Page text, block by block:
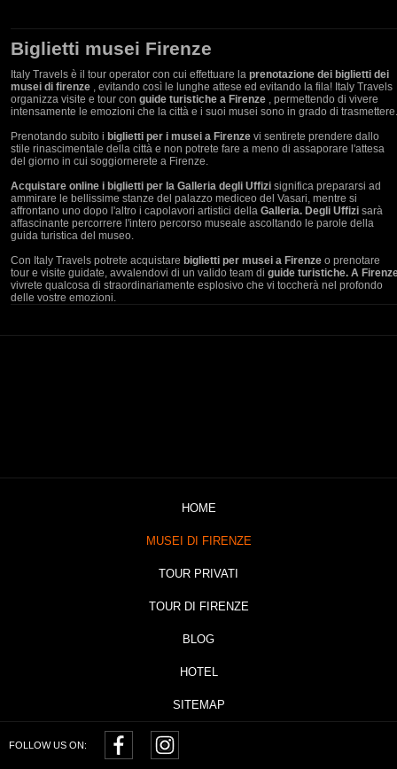
Biglietti musei Firenze
Italy Travels è il tour operator con cui effettuare la prenotazione dei biglietti dei
musei di firenze , evitando così le lunghe attese ed evitando la fila! Italy Travels
organizza visite e tour con guide turistiche a Firenze , permettendo di vivere
intensamente le emozioni che la città e i suoi musei sono in grado di trasmettere.
Prenotando subito i biglietti per i musei a Firenze vi sentirete prendere dallo
stile rinascimentale della città e non potrete fare a meno di assaporare l'attesa
del giorno in cui soggiornerete a Firenze.
Acquistare online i biglietti per la Galleria degli Uffizi significa prepararsi ad
ammirare le bellissime stanze del palazzo mediceo del Vasari, mentre si
affrontano uno dopo l'altro i capolavori artistici della Galleria. Degli Uffizi sarà
affascinante percorrere l'intero percorso museale ascoltando le parole della
guida turistica del museo.
Con Italy Travels potrete acquistare biglietti per musei a Firenze o prenotare
tour e visite guidate, avvalendovi di un valido team di guide turistiche. A
vivrete qualcosa di straordinariamente esplosivo che vi toccherà nel profondo
delle vostre emozioni.
HOME
MUSEI DI FIRENZE
TOUR PRIVATI
TOUR DI FIRENZE
BLOG
HOTEL
SITEMAP
FOLLOW US ON: